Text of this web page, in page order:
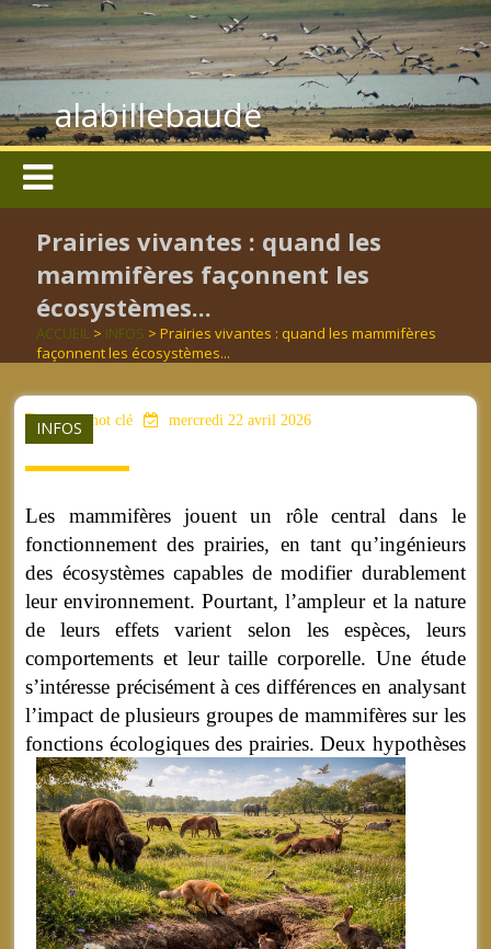
alabillebaude
Prairies vivantes : quand les
mammifères façonnent les
écosystèmes...
ACCUEIL > INFOS > Prairies vivantes : quand les mammifères
façonnent les écosystèmes...
INFOS
aucun mot clé mercredi 22 avril 2026
Les mammifères jouent un rôle central dans le
fonctionnement des prairies, en tant qu’ingénieurs
des écosystèmes capables de modifier durablement
leur environnement. Pourtant, l’ampleur et la nature
de leurs effets varient selon les espèces, leurs
comportements et leur taille corporelle. Une étude
s’intéresse précisément à ces différences en analysant
l’impact de plusieurs groupes de mammifères sur les
fonctions écologiques des prairies.Deux hypothèses